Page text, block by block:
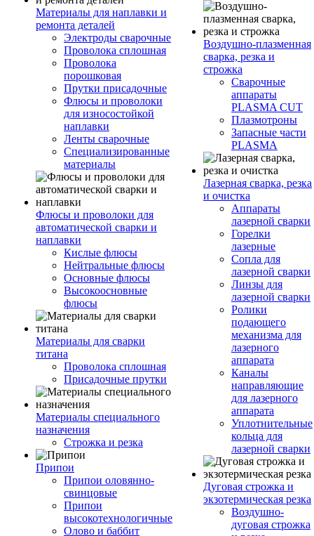
Материалы для наплавки и
ремонта деталей
Электроды сварочные
Проволока сплошная
Проволока
порошковая
Прутки присадочные
Флюсы и проволоки
для износостойкой
наплавки
Ленты сварочные
Специализированные
материалы
Флюсы и проволоки для
автоматической сварки и
наплавки
Кислые флюсы
Нейтральные флюсы
Основные флюсы
Высокоосновные
флюсы
Материалы для сварки
титана
Проволока сплошная
Присадочные прутки
Материалы специального
назначения
Строжка и резка
Припои
Припои оловянно-
свинцовые
Припои
высокотехнологичные
Олово и баббит
Воздушно-плазменная
сварка, резка и
строжка
Сварочные
аппараты
PLASMA CUT
Плазмотроны
Запасные части
PLASMA
Лазерная сварка, резка
и очистка
Аппараты
лазерной сварки
Горелки
лазерные
Сопла для
лазерной сварки
Линзы для
лазерной сварки
Ролики
подающего
механизма для
лазерного
аппарата
Каналы
направляющие
для лазерного
аппарата
Уплотнительные
кольца для
лазерной сварки
Дуговая строжка и
экзотермическая резка
Воздушно-
дуговая строжка